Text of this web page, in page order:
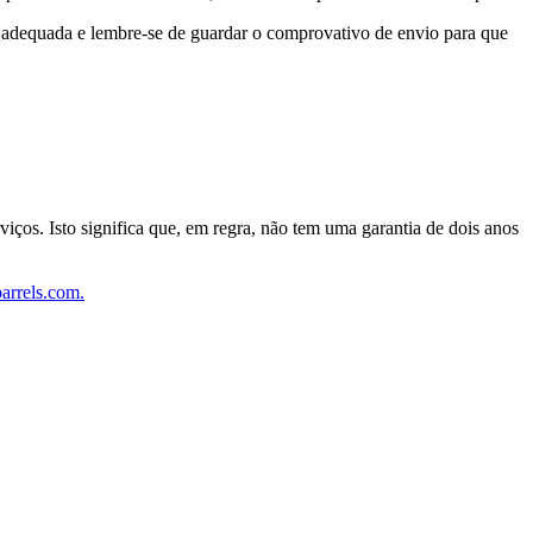
e lembre-se de guardar o comprovativo de envio para que
Isto significa que, em regra, não tem uma garantia de dois anos